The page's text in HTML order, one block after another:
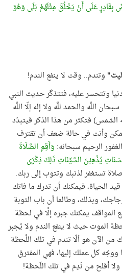
بِقَادِرٍ عَلَى أَنْ يَخْلُقَ مِثْلَهُمْ بَلَى وَهُوَ
وتندم.. وقت لا ينفع الندم!
وتتحسر عليه، فتتذكّر حديث النبي
اللَّه والحمد للَّه ولا إله إلّا اللَّه
الشمس) فتكثر من هذا الذكر فيتبدّد
وأنت في حالة ضعف أن تقترف
الرحيم سبحانه: وَأَقِمِ الصَّلَاةَ
يُذْهِبْنَ السَّيِّئَاتِ ذَلِكَ ذِكْرَى
تستغفر لذنبك وتتوب إلى ربك.
الحياة، فيمكنك أن تدرك ما فاتك
وبذلك، وطالما أن باب التوبة
المواقف يمكنك جبره إلَّا في لحظة
الموت حيث لا ينفع الندم ولا يُجبر
من الآن هو ألّا تندم في تلك اللَّحظة
كل عملك إليها، فهي المفترق
أفلح من نَدِم في تلك اللّحظة!